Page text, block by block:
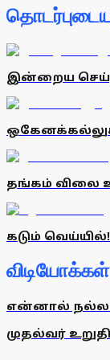
இன்றைய
தங்கம் விலை
கடும்
விடியோக்கள்
என்னால் நல்ல
முதல்வர்